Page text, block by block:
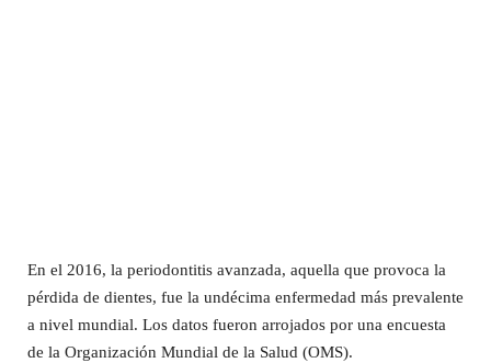
En el 2016, la periodontitis avanzada, aquella que provoca la
pérdida de dientes, fue la undécima enfermedad más prevalente
a nivel mundial. Los datos fueron arrojados por una encuesta
de la Organización Mundial de la Salud (OMS).